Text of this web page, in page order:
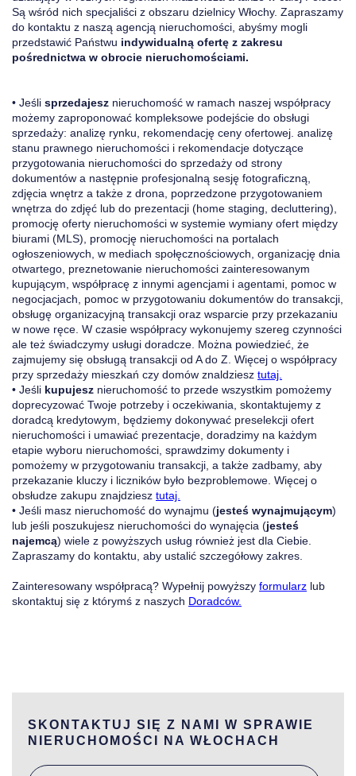
Są wśród nich specjaliści z obszaru dzielnicy Włochy. Zapraszamy
do kontaktu z naszą agencją nieruchomości, abyśmy mogli
przedstawić Państwu indywidualną ofertę z zakresu
pośrednictwa w obrocie nieruchomościami.
• Jeśli sprzedajesz nieruchomość w ramach naszej współpracy
możemy zaproponować kompleksowe podejście do obsługi
sprzedaży: analizę rynku, rekomendację ceny ofertowej. analizę
stanu prawnego nieruchomości i rekomendacje dotyczące
przygotowania nieruchomości do sprzedaży od strony
dokumentów a następnie profesjonalną sesję fotograficzną,
zdjęcia wnętrz a także z drona, poprzedzone przygotowaniem
wnętrza do zdjęć lub do prezentacji (home staging, decluttering),
promocję oferty nieruchomości w systemie wymiany ofert między
biurami (MLS), promocję nieruchomości na portalach
ogłoszeniowych, w mediach społęcznościowych, organizację dnia
otwartego, preznetowanie nieruchomości zainteresowanym
kupującym, współpracę z innymi agencjami i agentami, pomoc w
negocjacjach, pomoc w przygotowaniu dokumentów do transakcji,
obsługę organizacyjną transakcji oraz wsparcie przy przekazaniu
w nowe ręce. W czasie współpracy wykonujemy szereg czynności
ale też świadczymy usługi doradcze. Można powiedzieć, że
zajmujemy się obsługą transakcji od A do Z. Więcej o współpracy
przy sprzedaży mieszkań czy domów znaldziesz tutaj.
• Jeśli kupujesz nieruchomość to przede wszystkim pomożemy
doprecyzować Twoje potrzeby i oczekiwania, skontaktujemy z
doradcą kredytowym, będziemy dokonywać preselekcji ofert
nieruchomości i umawiać prezentacje, doradzimy na każdym
etapie wyboru nieruchomości, sprawdzimy dokumenty i
pomożemy w przygotowaniu transakcji, a także zadbamy, aby
przekazanie kluczy i liczników było bezproblemowe. Więcej o
obsłudze zakupu znajdziesz tutaj.
• Jeśli masz nieruchomość do wynajmu (jesteś wynajmującym)
lub jeśli poszukujesz nieruchomości do wynajęcia (jesteś
najemcą) wiele z powyższych usług również jest dla Ciebie.
Zapraszamy do kontaktu, aby ustalić szczegółowy zakres.
Zainteresowany współpracą? Wypełnij powyższy formularz lub
skontaktuj się z którymś z naszych Doradców.
SKONTAKTUJ SIĘ Z NAMI W SPRAWIE
NIERUCHOMOŚCI NA WŁOCHACH